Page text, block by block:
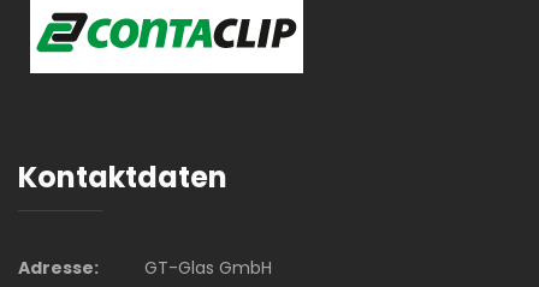
Kontaktdaten
Adresse:
GT-Glas GmbH